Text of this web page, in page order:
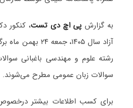
به گزارشپی اچ دی تست، کنکور
آزاد سال ۱۴۰۵،
رشته علوم و مهندسی باغبانی
سوالات زبان عمومی مطرح می‌شوند.
برای کسب اطلاعات بیشتر